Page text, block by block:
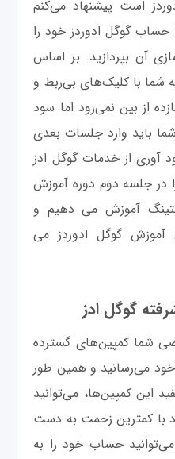
است پیشنهاد می‌کنم
بعد از جلسه نخست درس 2 حساب گوگل ادوردز خود را
آن بپردازید. بر اساس
شما با کلیک‌های بی‌ربط و
از بین نمی‌رود اما سود
باید وارد جلسات بعدی
آوری از خدمات گوگل ادز
در جلسه دوم دوره آموزش
آموزش می دهیم و
گوگل ادوردز می
گوگل ادز
شما کمپین‌های گسترده
می‌رسانید و همین طور
این کمپین‌ها، می‌توانید
با کمترین زحمت به دست
حساب خود را به